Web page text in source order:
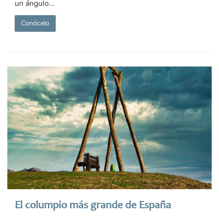
un ángulo...
Conócelo
El columpio más grande de España